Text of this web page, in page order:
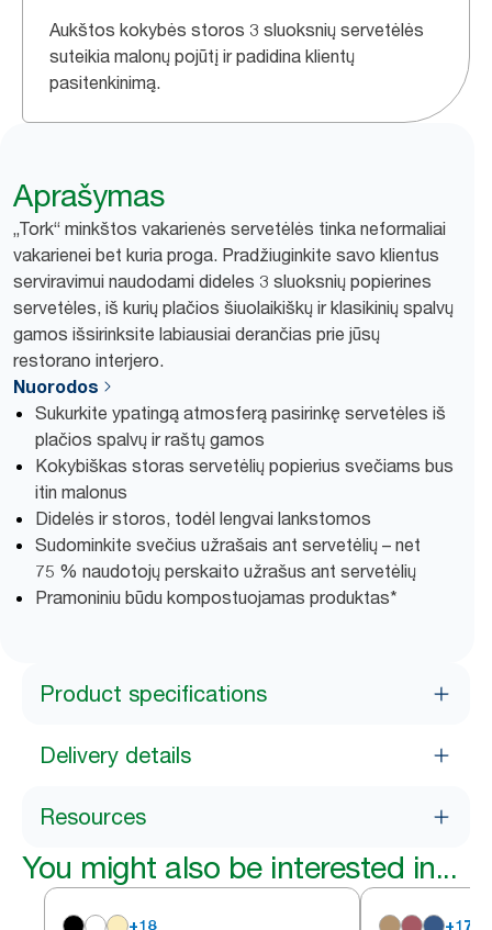
Aukštos kokybės storos 3 sluoksnių servetėlės
suteikia malonų pojūtį ir padidina klientų
pasitenkinimą.
Aprašymas
„Tork“ minkštos vakarienės servetėlės tinka neformaliai
vakarienei bet kuria proga. Pradžiuginkite savo klientus
serviravimui naudodami dideles 3 sluoksnių popierines
servetėles, iš kurių plačios šiuolaikiškų ir klasikinių spalvų
gamos išsirinksite labiausiai derančias prie jūsų
restorano interjero.
Nuorodos
Sukurkite ypatingą atmosferą pasirinkę servetėles iš
plačios spalvų ir raštų gamos
Kokybiškas storas servetėlių popierius svečiams bus
itin malonus
Didelės ir storos, todėl lengvai lankstomos
Sudominkite svečius užrašais ant servetėlių – net
75 % naudotojų perskaito užrašus ant servetėlių
Pramoniniu būdu kompostuojamas produktas*
Product specifications
Delivery details
Resources
You might also be interested in...
+18 +17